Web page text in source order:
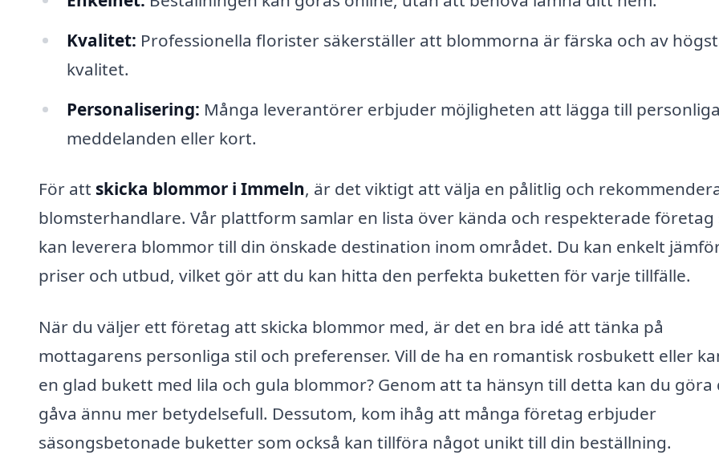
Kvalitet: Professionella florister säkerställer att blommorna är färska och av
kvalitet.
Personalisering: Många leverantörer erbjuder möjligheten att lägga till personliga
meddelanden eller kort.
För att skicka blommor i Immeln, är det viktigt att välja en pålitlig och
blomsterhandlare. Vår plattform samlar en lista över kända och respekterade företag
kan leverera blommor till din önskade destination inom området. Du kan enkelt
priser och utbud, vilket gör att du kan hitta den perfekta buketten för varje tillfälle.
När du väljer ett företag att skicka blommor med, är det en bra idé att tänka på
mottagarens personliga stil och preferenser. Vill de ha en romantisk rosbukett eller
en glad bukett med lila och gula blommor? Genom att ta hänsyn till detta kan du göra
gåva ännu mer betydelsefull. Dessutom, kom ihåg att många företag erbjuder
säsongsbetonade buketter som också kan tillföra något unikt till din beställning.